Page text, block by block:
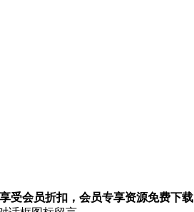
受会员折扣，会员专享资源免费下载